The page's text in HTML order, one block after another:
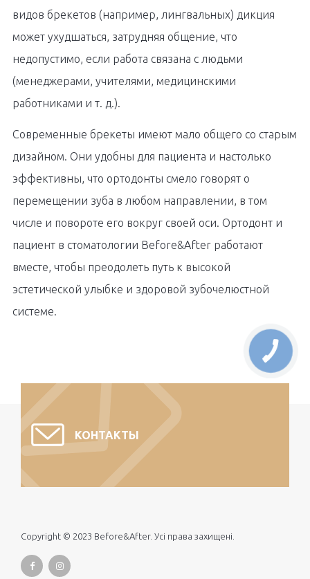
видов брекетов (например, лингвальных) дикция
может ухудшаться, затрудняя общение, что
недопустимо, если работа связана с людьми
(менеджерами, учителями, медицинскими
работниками и т. д.).
Современные брекеты имеют мало общего со старым
дизайном. Они удобны для пациента и настолько
эффективны, что ортодонты смело говорят о
перемещении зуба в любом направлении, в том
числе и повороте его вокруг своей оси. Ортодонт и
пациент в стоматологии Before&After работают
вместе, чтобы преодолеть путь к высокой
эстетической улыбке и здоровой зубочелюстной
системе.
КОНТАКТЫ
Copyright © 2023 Before&After. Усі права захищені.